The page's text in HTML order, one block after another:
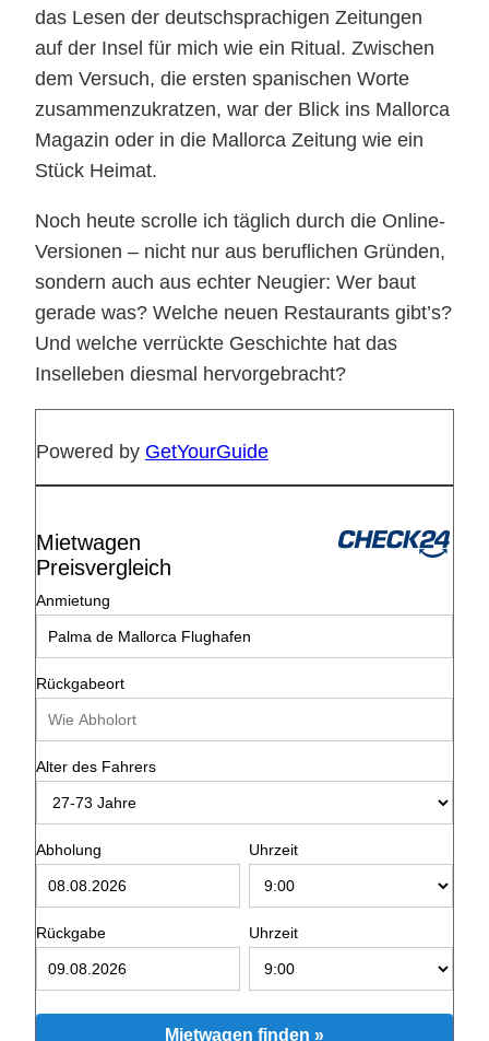
das Lesen der deutschsprachigen Zeitungen
auf der Insel für mich wie ein Ritual. Zwischen
dem Versuch, die ersten spanischen Worte
zusammenzukratzen, war der Blick ins Mallorca
Magazin oder in die Mallorca Zeitung wie ein
Stück Heimat.
Noch heute scrolle ich täglich durch die Online-
Versionen – nicht nur aus beruflichen Gründen,
sondern auch aus echter Neugier: Wer baut
gerade was? Welche neuen Restaurants gibt’s?
Und welche verrückte Geschichte hat das
Inselleben diesmal hervorgebracht?
Powered by GetYourGuide
Mietwagen
Preisvergleich
Anmietung
Rückgabeort
Alter des Fahrers
Abholung Uhrzeit
Rückgabe Uhrzeit
Mietwagen finden »